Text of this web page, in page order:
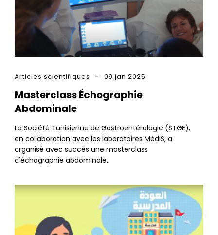
Articles scientifiques 09 jan 2025
Masterclass Échographie
Abdominale
La Société Tunisienne de Gastroentérologie (STGE),
en collaboration avec les laboratoires MédiS, a
organisé avec succès une masterclass
d'échographie abdominale.